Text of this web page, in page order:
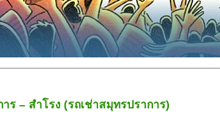
ร – สำโรง (รถเช่าสมุทรปราการ)